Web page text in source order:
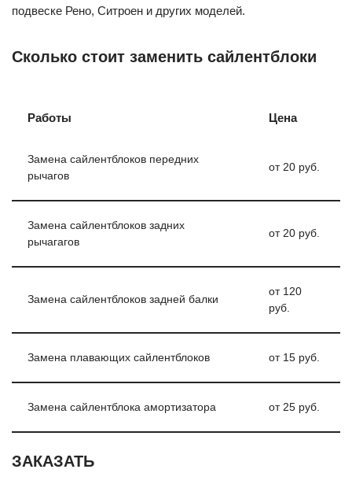
подвеске Рено, Ситроен и других моделей.
Сколько стоит заменить сайлентблоки
Работы Цена
Замена сайлентблоков передних
рычагов
от 20 руб.
Замена сайлентблоков задних
рычагагов
от 20 руб.
Замена сайлентблоков задней балки
от 120
руб.
Замена плавающих сайлентблоков от 15 руб.
Замена сайлентблока амортизатора от 25 руб.
ЗАКАЗАТЬ